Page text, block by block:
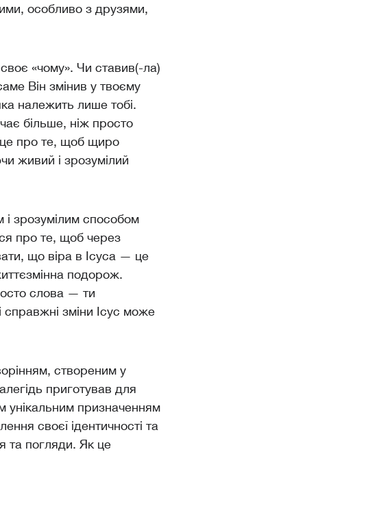
особливо з друзями,
«чому». Чи ставив(-ла)
Він змінив у твоєму
належить лише тобі.
більше, ніж просто
це про те, щоб щиро
живий і зрозумілий
зрозумілим способом
про те, щоб через
що віра в Ісуса — це
подорож.
слова — ти
зміни Ісус може
створеним у
приготував для
унікальним призначенням
своєї ідентичності та
та погляди. Як це